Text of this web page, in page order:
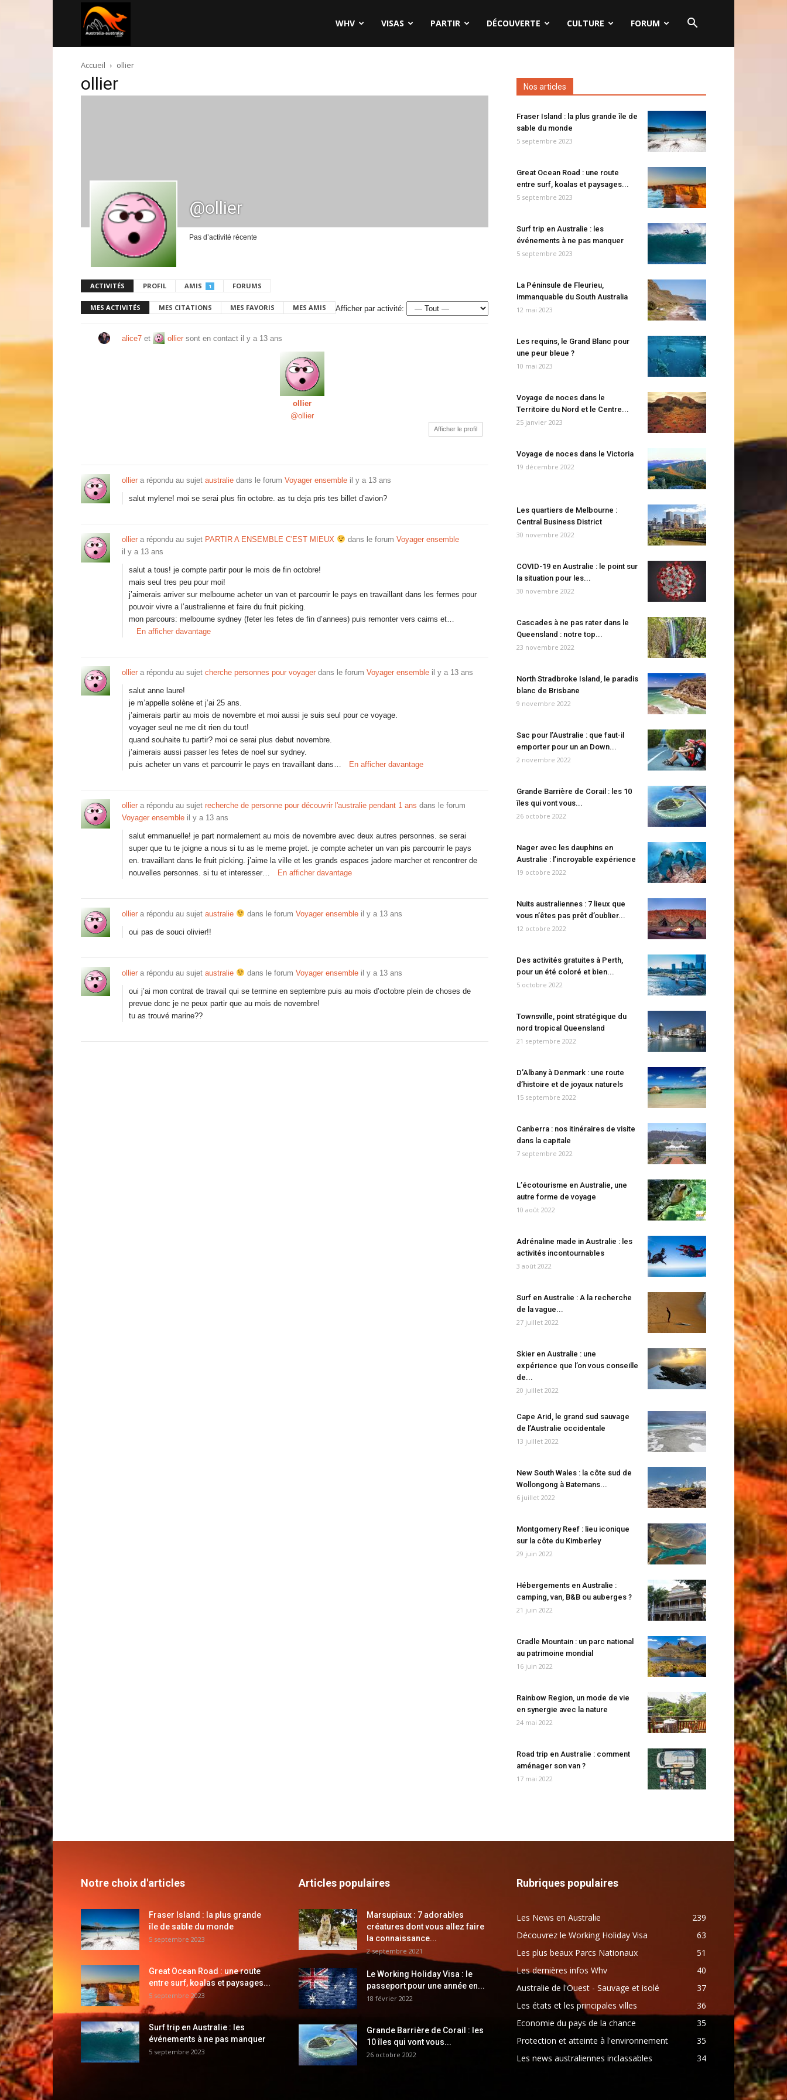
australie.com
WHV VISAS PARTIR DÉCOUVERTE CULTURE FORUM
Accueil ollier
ollier
@ollier
Pas d’activité récente
ACTIVITÉS PROFIL AMIS 1 FORUMS
MES ACTIVITÉS MES CITATIONS MES FAVORIS MES AMIS Afficher par activité:
alice7 et ollier sont en contact il y a 13 ans
ollier
@ollier
Afficher le profil
ollier a répondu au sujet australie dans le forum Voyager ensemble il y a 13 ans
salut mylene! moi se serai plus fin octobre. as tu deja pris tes billet d’avion?
ollier a répondu au sujet PARTIR A ENSEMBLE C'EST MIEUX dans le forum Voyager ensemble
il y a 13 ans
salut a tous! je compte partir pour le mois de fin octobre!
mais seul tres peu pour moi!
j’aimerais arriver sur melbourne acheter un van et parcourrir le pays en travaillant dans les fermes pour
pouvoir vivre a l’australienne et faire du fruit picking.
mon parcours: melbourne sydney (feter les fetes de fin d’annees) puis remonter vers cairns et…
En afficher davantage
ollier a répondu au sujet cherche personnes pour voyager dans le forum Voyager ensemble il y a 13 ans
salut anne laure!
je m’appelle solène et j’ai 25 ans.
j’aimerais partir au mois de novembre et moi aussi je suis seul pour ce voyage.
voyager seul ne me dit rien du tout!
quand souhaite tu partir? moi ce serai plus debut novembre.
j’aimerais aussi passer les fetes de noel sur sydney.
puis acheter un vans et parcourrir le pays en travaillant dans…
En afficher davantage
ollier a répondu au sujet recherche de personne pour découvrir l'australie pendant 1 ans dans le forum
Voyager ensemble il y a 13 ans
salut emmanuelle! je part normalement au mois de novembre avec deux autres personnes. se serai
super que tu te joigne a nous si tu as le meme projet. je compte acheter un van pis parcourrir le pays
en. travaillant dans le fruit picking. j’aime la ville et les grands espaces jadore marcher et rencontrer de
nouvelles personnes. si tu et interesser…
En afficher davantage
ollier a répondu au sujet australie dans le forum Voyager ensemble il y a 13 ans
oui pas de souci olivier!!
ollier a répondu au sujet australie dans le forum Voyager ensemble il y a 13 ans
oui j’ai mon contrat de travail qui se termine en septembre puis au mois d’octobre plein de choses de
prevue donc je ne peux partir que au mois de novembre!
tu as trouvé marine??
Nos articles
Fraser Island : la plus grande île de
sable du monde
5 septembre 2023
Great Ocean Road : une route
entre surf, koalas et paysages...
5 septembre 2023
Surf trip en Australie : les
événements à ne pas manquer
5 septembre 2023
La Péninsule de Fleurieu,
immanquable du South Australia
12 mai 2023
Les requins, le Grand Blanc pour
une peur bleue ?
10 mai 2023
Voyage de noces dans le
Territoire du Nord et le Centre...
25 janvier 2023
Voyage de noces dans le Victoria
19 décembre 2022
Les quartiers de Melbourne :
Central Business District
30 novembre 2022
COVID-19 en Australie : le point sur
la situation pour les...
30 novembre 2022
Cascades à ne pas rater dans le
Queensland : notre top...
23 novembre 2022
North Stradbroke Island, le paradis
blanc de Brisbane
9 novembre 2022
Sac pour l’Australie : que faut-il
emporter pour un an Down...
2 novembre 2022
Grande Barrière de Corail : les 10
îles qui vont vous...
26 octobre 2022
Nager avec les dauphins en
Australie : l’incroyable expérience
19 octobre 2022
Nuits australiennes : 7 lieux que
vous n’êtes pas prêt d’oublier...
12 octobre 2022
Des activités gratuites à Perth,
pour un été coloré et bien...
5 octobre 2022
Townsville, point stratégique du
nord tropical Queensland
21 septembre 2022
D’Albany à Denmark : une route
d’histoire et de joyaux naturels
15 septembre 2022
Canberra : nos itinéraires de visite
dans la capitale
7 septembre 2022
L’écotourisme en Australie, une
autre forme de voyage
10 août 2022
Adrénaline made in Australie : les
activités incontournables
3 août 2022
Surf en Australie : A la recherche
de la vague...
27 juillet 2022
Skier en Australie : une
expérience que l’on vous conseille
de...
20 juillet 2022
Cape Arid, le grand sud sauvage
de l’Australie occidentale
13 juillet 2022
New South Wales : la côte sud de
Wollongong à Batemans...
6 juillet 2022
Montgomery Reef : lieu iconique
sur la côte du Kimberley
29 juin 2022
Hébergements en Australie :
camping, van, B&B ou auberges ?
21 juin 2022
Cradle Mountain : un parc national
au patrimoine mondial
16 juin 2022
Rainbow Region, un mode de vie
en synergie avec la nature
24 mai 2022
Road trip en Australie : comment
aménager son van ?
17 mai 2022
Notre choix d'articles
Fraser Island : la plus grande
île de sable du monde
5 septembre 2023
Great Ocean Road : une route
entre surf, koalas et paysages...
5 septembre 2023
Surf trip en Australie : les
événements à ne pas manquer
5 septembre 2023
Articles populaires
Marsupiaux : 7 adorables
créatures dont vous allez faire
la connaissance...
2 septembre 2021
Le Working Holiday Visa : le
passeport pour une année en...
18 février 2022
Grande Barrière de Corail : les
10 îles qui vont vous...
26 octobre 2022
Rubriques populaires
Les News en Australie
239
Découvrez le Working Holiday Visa
63
Les plus beaux Parcs Nationaux
51
Les dernières infos Whv
40
Australie de l'Ouest - Sauvage et isolé
37
Les états et les principales villes
36
Economie du pays de la chance
35
Protection et atteinte à l'environnement
35
Les news australiennes inclassables
34